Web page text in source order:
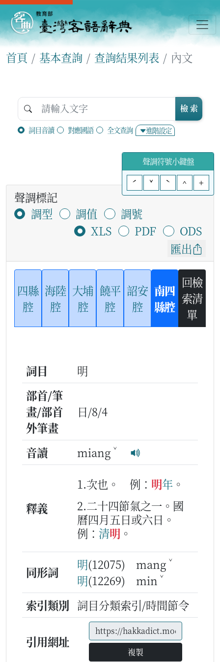
首頁 基本查詢 查詢結果列表 內文
詞目音讀 對應國語 全文查詢 進階設定
檢 索
聲調符號小鍵盤
ˊ
ˇ ˋ ^ +
聲調標記
調型
調值
調號
XLS
PDF
ODS
匯出
四縣
腔
海陸
腔
大埔
腔
饒平
腔
詔安
腔
南四
縣腔
回檢
索清
單
詞目
明
部首/筆
畫/部首
外筆畫
日/8/4
音讀 miang ˇ
釋義
1.次也。 例： 明年 。
2.二十四節氣之一。國
曆四月五日或六日。
例： 清明 。
同形詞 明(12075) mang ˇ
明(12269) min ˇ
索引類別 詞目分類索引/時間節令
引用網址
複製